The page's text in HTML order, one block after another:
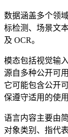
数据涵盖多个领
标检测、场景文
及 OCR。
模态包括视觉输
源自多种公开可
它可能包含公开
保遵守适用的使用
语言内容主要由
对象类别、指代